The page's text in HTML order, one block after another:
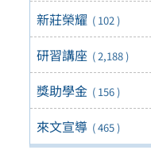
新莊榮耀 ( 102 )
研習講座 ( 2,188 )
獎助學金 ( 156 )
來文宣導 ( 465 )